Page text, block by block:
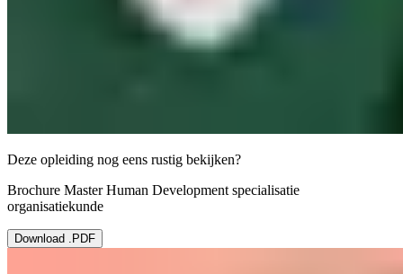
Deze opleiding nog eens rustig bekijken?
Brochure Master Human Development specialisatie
organisatiekunde
Download .PDF